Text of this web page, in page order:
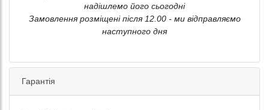
надішлемо його сьогодні
Замовлення розміщені після 12.00 - ми відправляємо
наступного дня
Гарантія